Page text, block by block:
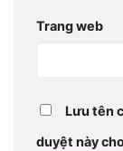
Trang web
Lưu tên
duyệt này